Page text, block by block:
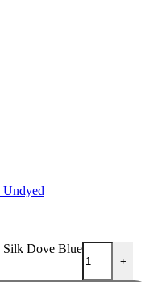
Silk Dove Blue
+